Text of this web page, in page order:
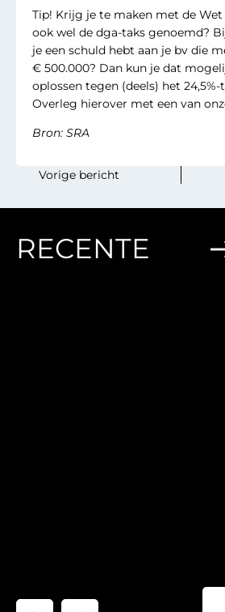
Tip! Krijg je te maken met de Wet
ook wel de dga-taks genoemd?
je een schuld hebt aan je bv die
€ 500.000? Dan kun je dat
oplossen tegen (deels) het
Overleg hierover met een van
Bron: SRA
‎ ‎ ‎ ‎ ‎ ‎ ‎ ‎Vorige bericht
RECENTE